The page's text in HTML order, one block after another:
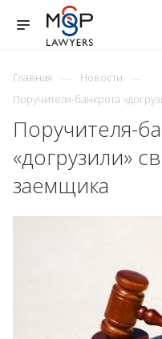
Главная
Новости
Поручителя-банкрота
Поручителя-
«догрузили»
заемщика